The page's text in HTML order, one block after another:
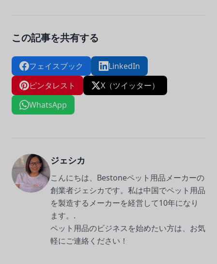
この記事を共有する
フェイスブック
LinkedIn
ピンタレスト
X（ツイッター）
WhatsApp
ジェシカ
こんにちは、Bestoneペット用品メーカーの
創業者ジェシカです。私は中国でペット用品
を製造するメーカーを経営して10年になり
ます。.
ペット用品のビジネスを始めたい方は、お気
軽にご連絡ください！